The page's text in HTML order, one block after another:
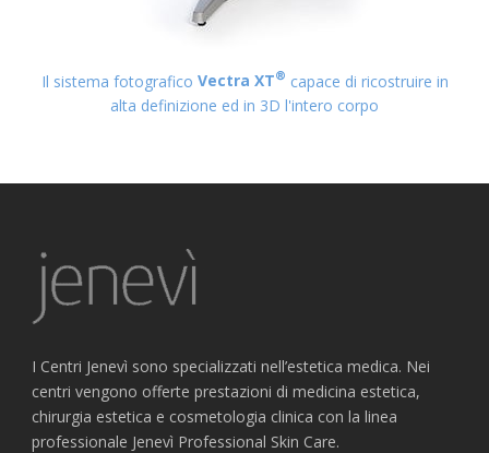
Il sistema fotografico Vectra XT® capace di ricostruire in
alta definizione ed in 3D l'intero corpo
I Centri Jenevì sono specializzati nell’estetica medica. Nei
centri vengono offerte prestazioni di medicina estetica,
chirurgia estetica e cosmetologia clinica con la linea
professionale Jenevì Professional Skin Care.